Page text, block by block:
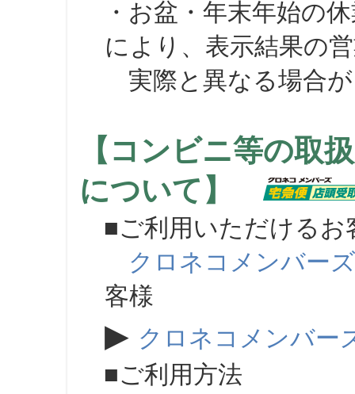
・お盆・年末年始の
により、表示結果の
実際と異なる場合が
【コンビニ等の取
について】
■ご利用いただけるお
クロネコメンバーズ
客様
▶ クロネコメンバー
■ご利用方法